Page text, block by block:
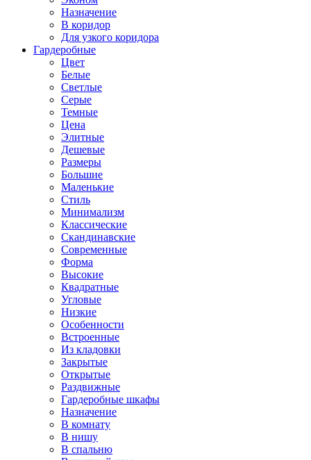
Назначение
В коридор
Для узкого коридора
Гардеробные
Цвет
Белые
Светлые
Серые
Темные
Цена
Элитные
Дешевые
Размеры
Большие
Маленькие
Стиль
Минимализм
Классические
Скандинавские
Современные
Форма
Высокие
Квадратные
Угловые
Низкие
Особенности
Встроенные
Из кладовки
Закрытые
Открытые
Раздвижные
Гардеробные шкафы
Назначение
В комнату
В нишу
В спальню